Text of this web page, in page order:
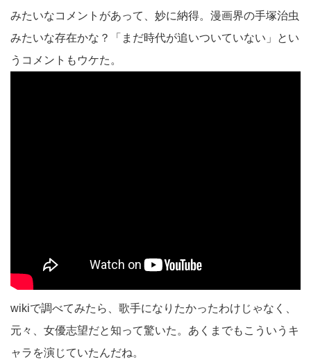
みたいなコメントがあって、妙に納得。漫画界の手塚治虫
みたいな存在かな？「まだ時代が追いついていない」とい
うコメントもウケた。
wikiで調べてみたら、歌手になりたかったわけじゃなく、
元々、女優志望だと知って驚いた。あくまでもこういうキ
ャラを演じていたんだね。